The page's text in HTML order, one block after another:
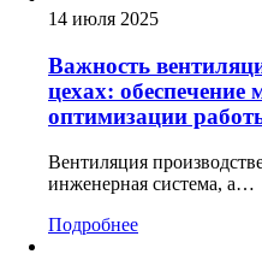
14 июля 2025
Важность
цехах:
оптимизации
Вентиляция
инженерная система, а…
Подробнее